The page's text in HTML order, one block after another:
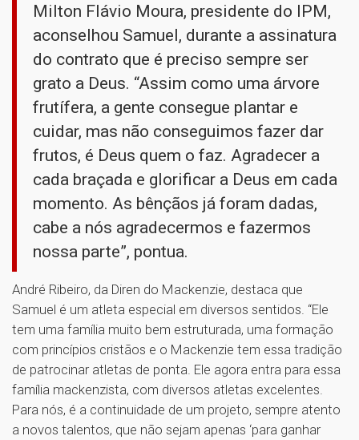
Milton Flávio Moura, presidente do IPM,
aconselhou Samuel, durante a assinatura
do contrato que é preciso sempre ser
grato a Deus. “Assim como uma árvore
frutífera, a gente consegue plantar e
cuidar, mas não conseguimos fazer dar
frutos, é Deus quem o faz. Agradecer a
cada braçada e glorificar a Deus em cada
momento. As bênçãos já foram dadas,
cabe a nós agradecermos e fazermos
nossa parte”, pontua.
André Ribeiro, da Diren do Mackenzie, destaca que
Samuel é um atleta especial em diversos sentidos. “Ele
tem uma família muito bem estruturada, uma formação
com princípios cristãos e o Mackenzie tem essa tradição
de patrocinar atletas de ponta. Ele agora entra para essa
família mackenzista, com diversos atletas excelentes.
Para nós, é a continuidade de um projeto, sempre atento
a novos talentos, que não sejam apenas ‘para ganhar